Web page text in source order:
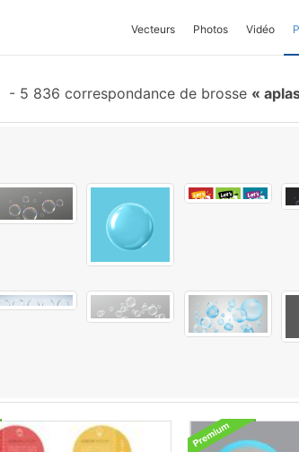
Vecteurs Photos Vidéo
- 5 836 correspondance de brosse